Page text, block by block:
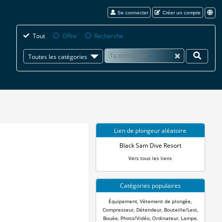
Se connecter Créer un compte
Tout Offre Recherche
Toutes les catégories
Lien de plongeur aléatoire
Black Sam Dive Resort
Vers tous les liens
Catégories populaires
Équipement Vètement de plongèe
Compresseur, Détendeur, Bouteille/Lest,
Bouèe Photo/Vidéo, Ordinateur, Lampe